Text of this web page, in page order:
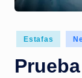
c
i
a
s
Posted
in
Estafas